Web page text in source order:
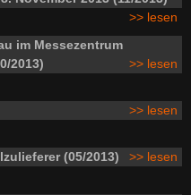
>> lesen
im Messezentrum
2013)
>> lesen
>> lesen
(05/2013) >> lesen